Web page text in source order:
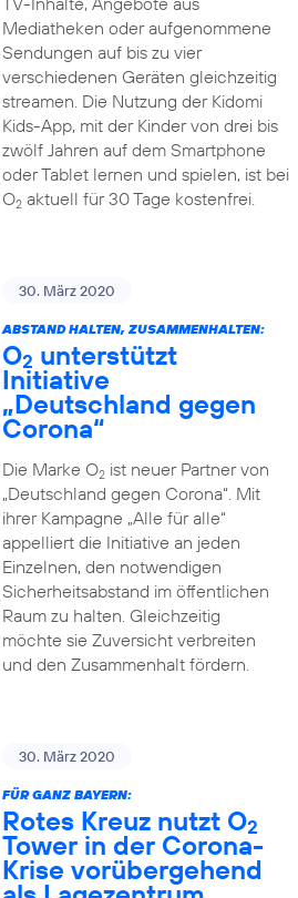
Mediatheken oder aufgenommene
Sendungen auf bis zu vier
verschiedenen Geräten gleichzeitig
streamen. Die Nutzung der Kidomi
Kids-App, mit der Kinder von drei bis
zwölf Jahren auf dem Smartphone
oder Tablet lernen und spielen, ist bei
O2aktuell für 30 Tage kostenfrei.
30. März 2020
ABSTAND HALTEN, ZUSAMMENHALTEN:
O2 unterstützt
Initiative
„Deutschland gegen
Corona“
Die Marke O2ist neuer Partner von
„Deutschland gegen Corona“. Mit
ihrer Kampagne „Alle für alle“
appelliert die Initiative an jeden
Einzelnen, den notwendigen
Sicherheitsabstand im öffentlichen
Raum zu halten. Gleichzeitig
möchte sie Zuversicht verbreiten
und den Zusammenhalt fördern.
30. März 2020
FÜR GANZ BAYERN:
Rotes Kreuz nutzt O2
Tower in der Corona-
Krise vorübergehend